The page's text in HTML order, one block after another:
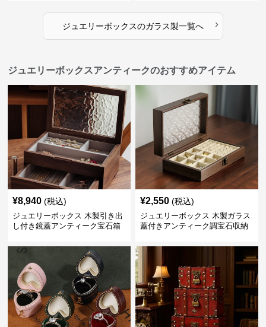
ジュエリーボックスのガラス製一覧へ ›
ジュエリーボックスアンティークのおすすめアイテム
¥8,940 (税込)
ジュエリーボックス 木製引き出
し付き鏡蓋アンティーク宝石箱
¥2,550 (税込)
ジュエリーボックス 木製ガラス
蓋付きアンティーク調宝石収納